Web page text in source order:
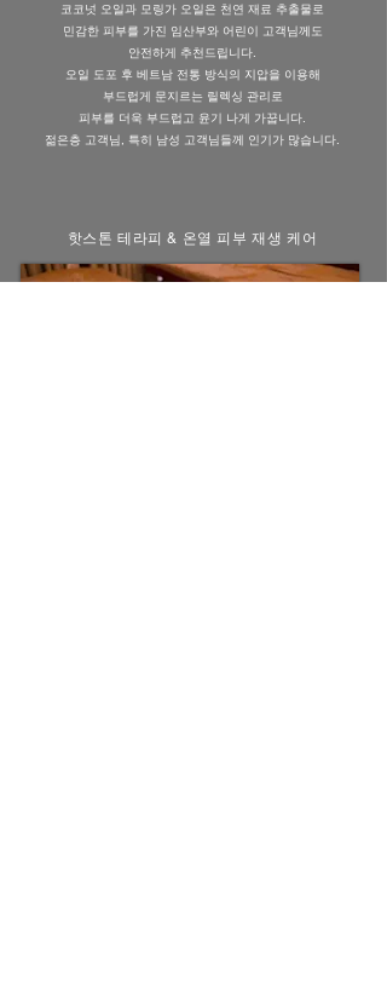
코코넛 오일과 모링가 오일은 천연 재료 추출물로
민감한 피부를 가진 임산부와 어린이 고객님께도
안전하게 추천드립니다.
오일 도포 후 베트남 전통 방식의 지압을 이용해
부드럽게 문지르는 릴렉싱 관리로
피부를 더욱 부드럽고 윤기 나게 가꿉니다.
젊은층 고객님, 특히 남성 고객님들께 인기가 많습니다.
핫스톤 테라피 & 온열 피부 재생 케어